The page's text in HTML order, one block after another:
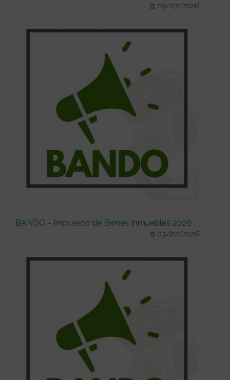
09/07/2026
BANDO - Impuesto de Bienes Inmuebles 2026
03/07/2026